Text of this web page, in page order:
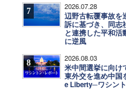
7 2026.07.28
辺野古転覆事故を
訴に基づき、同志
と連携した平和活
に逆風
8 2026.08.03
米中間選挙に向け
東外交を進め中国
e Liberty─ワシン